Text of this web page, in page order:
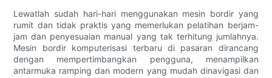
Lewatlah sudah hari-hari menggunakan mesin bordir yang
rumit dan tidak praktis yang memerlukan pelatihan berjam-
jam dan penyesuaian manual yang tak terhitung jumlahnya.
Mesin bordir komputerisasi terbaru di pasaran dirancang
dengan mempertimbangkan pengguna, menampilkan
antarmuka ramping dan modern yang mudah dinavigasi dan